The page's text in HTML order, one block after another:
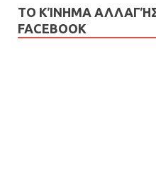
ΤΟ ΚΊΝΗΜΑ
FACEBOOK